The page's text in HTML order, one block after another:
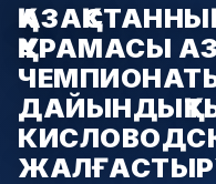
ҚҰРАМАСЫ